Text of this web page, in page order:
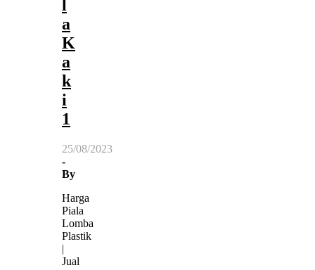
l
a
K
a
k
i
1
25/08/2023
-
By
Harga
Piala
Lomba
Plastik
|
Jual